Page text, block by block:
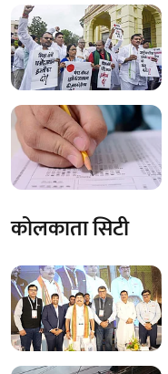
कोलकाता सिटी